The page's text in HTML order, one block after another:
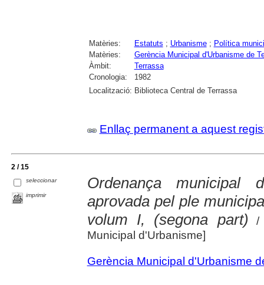
Matèries: Estatuts ; Urbanisme; Política
Matèries:
Gerència Municipal d'Urbanisme de
Àmbit:
Terrassa
Cronologia:
1982
Localització: Biblioteca Central de Terrassa
Enllaç permanent a aquest
2 / 15
seleccionar
imprimir
Ordenança municipal
aprovada pel ple
volum I, (segona part) /
Municipal d'Urbanisme]
Gerència Municipal d'Urbanisme